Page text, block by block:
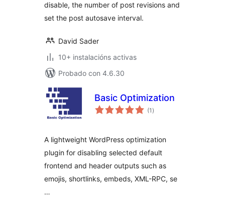
disable, the number of post revisions and
set the post autosave interval.
David Sader
10+ instalacións activas
Probado con 4.6.30
Basic Optimization
(1 valoracións
totais
)
A lightweight WordPress optimization
plugin for disabling selected default
frontend and header outputs such as
emojis, shortlinks, embeds, XML-RPC, se
…